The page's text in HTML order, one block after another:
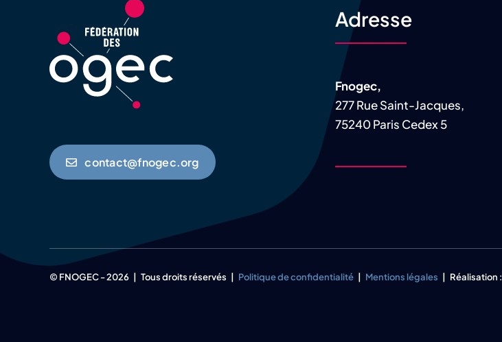
contact@fnogec.org
Adresse
Fnogec,
277 Rue Saint-Jacques,
75240 Paris Cedex 5
© FNOGEC - 2026 | Tous droits réservés | Politique de confidentialité| Mentions légales | Réalisation :